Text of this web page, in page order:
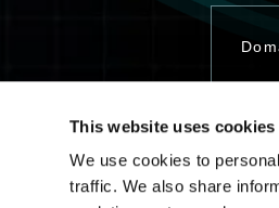
This website uses cookies
We use cookies to
traffic. We also share